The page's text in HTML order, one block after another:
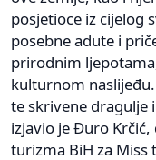
posjetioce iz cijelog
posebne adute i
prirodnim
kulturnom
te skrivene dragulje
izjavio je Đuro
turizma BiH za Miss